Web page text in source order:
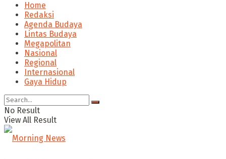
Home
Redaksi
Agenda Budaya
Lintas Budaya
Megapolitan
Nasional
Regional
Internasional
Gaya Hidup
No Result
View All Result